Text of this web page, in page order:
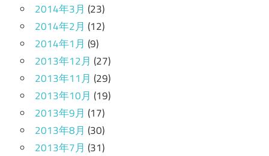
2014年3月 (23)
2014年2月 (12)
2014年1月 (9)
2013年12月 (27)
2013年11月 (29)
2013年10月 (19)
2013年9月 (17)
2013年8月 (30)
2013年7月 (31)